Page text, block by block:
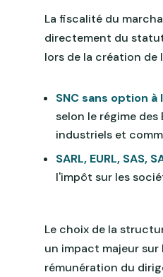
La fiscalité du
directement du
lors de la création de
SNC sans option à
selon le régime des
industriels et
SARL, EURL, SAS,
l'impôt sur les
Le choix de la
un impact majeur sur
rémunération du